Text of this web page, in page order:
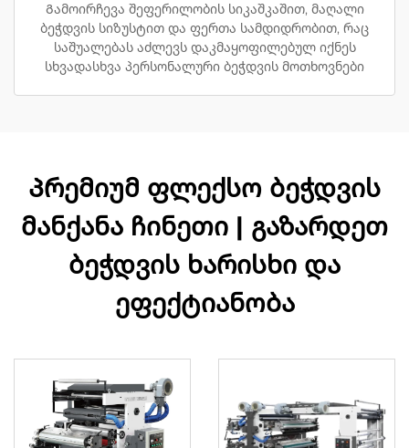
Გამოირჩევა შეფერილობის სიკაშკაშით, მაღალი
ბეჭდვის სიზუსტით და ფერთა სამდიდრობით, რაც
საშუალებას აძლევს დაკმაყოფილებულ იქნეს
სხვადასხვა პერსონალური ბეჭდვის მოთხოვნები
Პრემიუმ ფლექსო ბეჭდვის
მანქანა ჩინეთი | გაზარდეთ
ბეჭდვის ხარისხი და
ეფექტიანობა